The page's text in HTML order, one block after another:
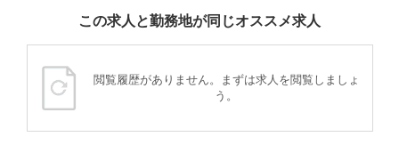
この求人と勤務地が同じオススメ求人
閲覧履歴がありません。まずは求人を閲覧しましょ
う。